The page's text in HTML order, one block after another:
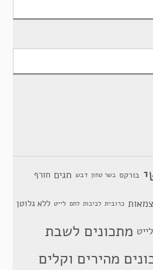
בורקס בשר טחון דבש חגים חורף
כרובית לביבות לחם לייט ללא גלוטן
מתכונים לשבת
מהירים וקלים